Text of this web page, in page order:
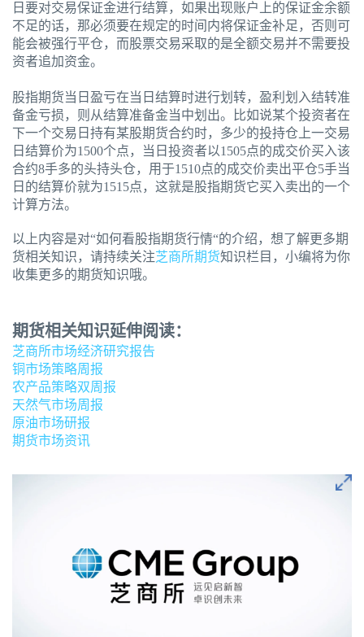
日要对交易保证金进行结算，如果出现账户上的保证金余额
不足的话，那必须要在规定的时间内将保证金补足，否则可
能会被强行平仓，而股票交易采取的是全额交易并不需要投
资者追加资金。
股指期货当日盈亏在当日结算时进行划转，盈利划入结转准
备金亏损，则从结算准备金当中划出。比如说某个投资者在
下一个交易日持有某股期货合约时，多少的投持仓上一交易
日结算价为1500个点，当日投资者以1505点的成交价买入该
合约8手多的头持头仓，用于1510点的成交价卖出平仓5手当
日的结算价就为1515点，这就是股指期货它买入卖出的一个
计算方法。
以上内容是对“如何看股指期货行情“的介绍，想了解更多期
货相关知识，请持续关注芝商所期货知识栏目，小编将为你
收集更多的期货知识哦。
期货相关知识延伸阅读：
芝商所市场经济研究报告
铜市场策略周报
农产品策略双周报
天然气市场周报
原油市场研报
期货市场资讯